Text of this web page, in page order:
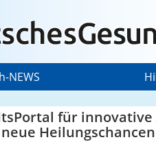
NEWS
für
Heilungschancen